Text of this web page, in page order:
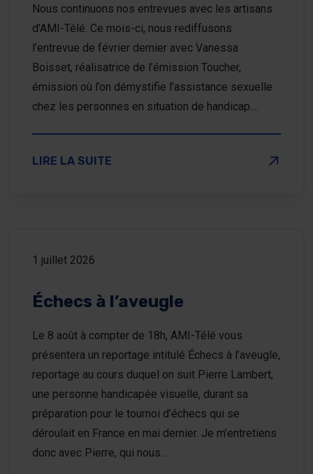
Nous continuons nos entrevues avec les artisans
d’AMI-Télé. Ce mois-ci, nous rediffusons
l’entrevue de février dernier avec Vanessa
Boisset, réalisatrice de l’émission Toucher,
émission où l’on démystifie l’assistance sexuelle
chez les personnes en situation de handicap....
LIRE LA SUITE
SUR TOUCHER UNE ÉMISSION QUI BRISE DES
1 juillet 2026
Échecs à l’aveugle
Le 8 août à compter de 18h, AMI-Télé vous
présentera un reportage intitulé Échecs à l’aveugle,
reportage au cours duquel on suit Pierre Lambert,
une personne handicapée visuelle, durant sa
préparation pour le tournoi d’échecs qui se
déroulait en France en mai dernier. Je m’entretiens
donc avec Pierre, qui nous...